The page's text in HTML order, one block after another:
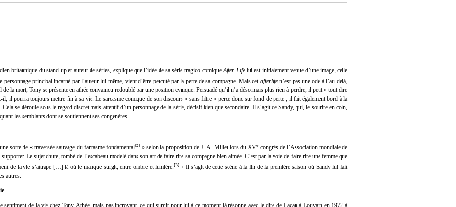
britannique du stand-up et auteur de séries, explique que l’idée de sa série tragico-comiqueAfter Lifelui est initialement venue d’une image, celle
personnage principal incarné par l’auteur lui-même, vient d’être percuté par la perte de sa compagne. Mais cet afterlifen’est pas une ode à l’au-delà,
de la mort, Tony se présente en athée convaincu redoublé par une position cynique. Persuadé qu’il n’a désormais plus rien à perdre, il peut « tout dire
il, il pourra toujours mettre fin à sa vie. Le sarcasme comique de son discours « sans filtre » perce donc sur fond de perte ; il fait également bord à la
se déroule sous le regard discret mais attentif d’un personnage de la série, décisif bien que secondaire. Il s’agit de Sandy, qui, le sourire en coin,
les semblants dont se soutiennent ses congénères.
sorte de « traversée sauvage du fantasme fondamental[2] » selon la proposition de J.-A. Miller lors du XVe congrès de l’Association mondiale de
Le sujet chute, tombé de l’escabeau modelé dans son art de faire rire sa compagne bien-aimée. C’est par la voie de faire rire une femme que
de la vie s’attrape […] là où le manque surgit, entre ombre et lumière.[3] » Il s’agit de cette scène à la fin de la première saison où Sandy lui fait
autres.
sentiment de la vie chez Tony. Athée, mais pas incroyant, ce qui surgit pour lui à ce moment-là résonne avec le dire de Lacan à Louvain en 1972 à